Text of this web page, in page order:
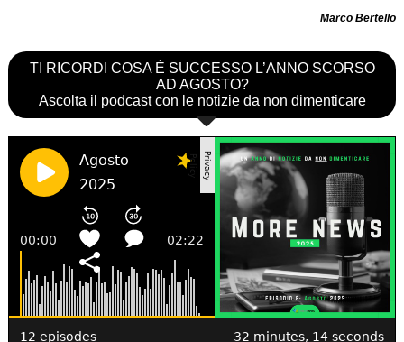
Marco Bertello
TI RICORDI COSA È SUCCESSO L’ANNO SCORSO
AD AGOSTO?
Ascolta il podcast con le notizie da non dimenticare